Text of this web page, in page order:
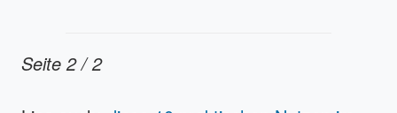
Seite 2 / 2